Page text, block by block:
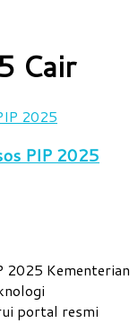
Cair
PIP 2025
2025 Kementerian
portal resmi